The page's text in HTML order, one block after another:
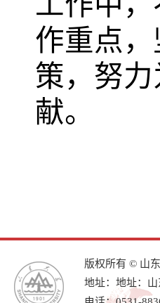
作重点
策，努
献。
版权所有 © 山
地址：地址：